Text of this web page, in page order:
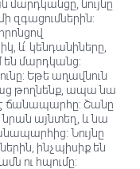
մարդկանցը, նույնը
զգացումներին:
և՛ կենդանիները,
մարդկանց:
Եթե աղավնուն
թողնենք, ապա նա
ճանապարհը: Շանը
այնտեղ, և նա
Նույնը
ինչպիսիք են
ու հպումը: